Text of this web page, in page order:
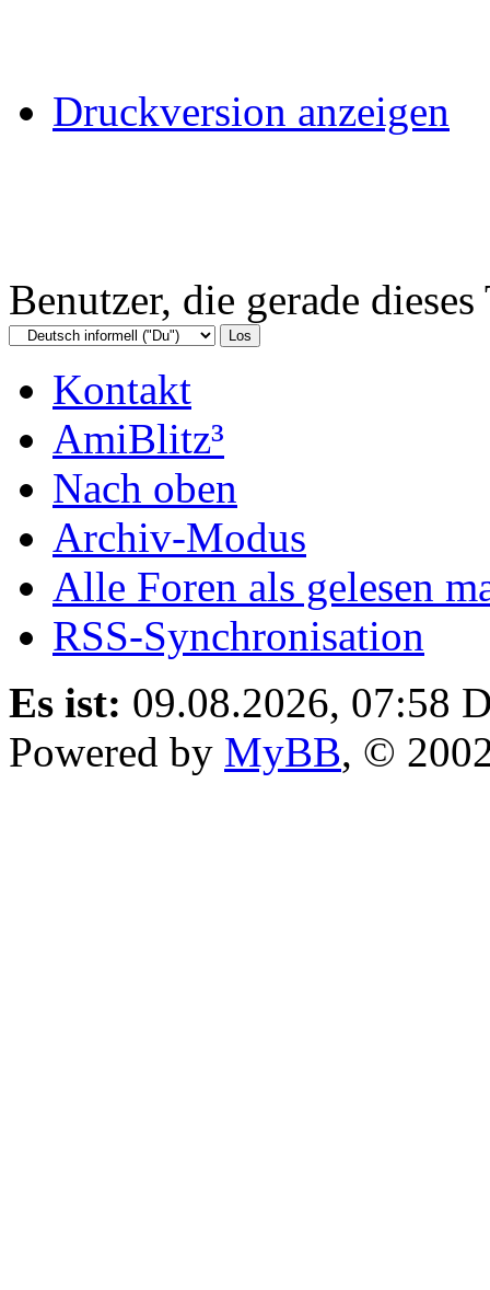
Druckversion anzeigen
Benutzer, die gerade
Kontakt
AmiBlitz³
Nach oben
Archiv-Modus
Alle Foren als gelesen
RSS-Synchronisation
Es ist: 09.08.2026, 07:58
Powered by MyBB, ©